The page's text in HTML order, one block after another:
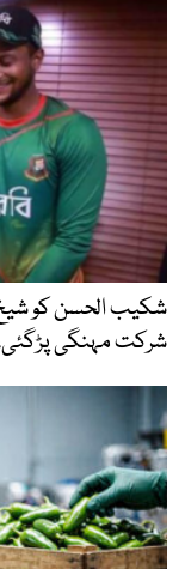
شکیب الحسن کو
شرکت مہنگی